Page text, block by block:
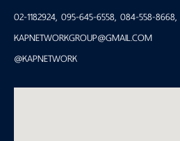
02-1182924, 095-645-6558, 084-558-8668,
KAPNETWORKGROUP@GMAIL.COM
@KAPNETWORK